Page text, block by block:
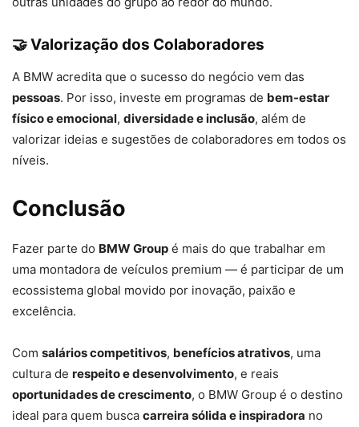
🤝 Valorização dos Colaboradores
A BMW acredita que o sucesso do negócio vem das
pessoas. Por isso, investe em programas de bem-estar
físico e emocional, diversidade e inclusão, além de
valorizar ideias e sugestões de colaboradores em todos os
níveis.
Conclusão
Fazer parte do BMW Group é mais do que trabalhar em
uma montadora de veículos premium — é participar de um
ecossistema global movido por inovação, paixão e
excelência.
Com salários competitivos, benefícios atrativos, uma
cultura de respeito e desenvolvimento, e reais
oportunidades de crescimento, o BMW Group é o destino
ideal para quem busca carreira sólida e inspiradora no